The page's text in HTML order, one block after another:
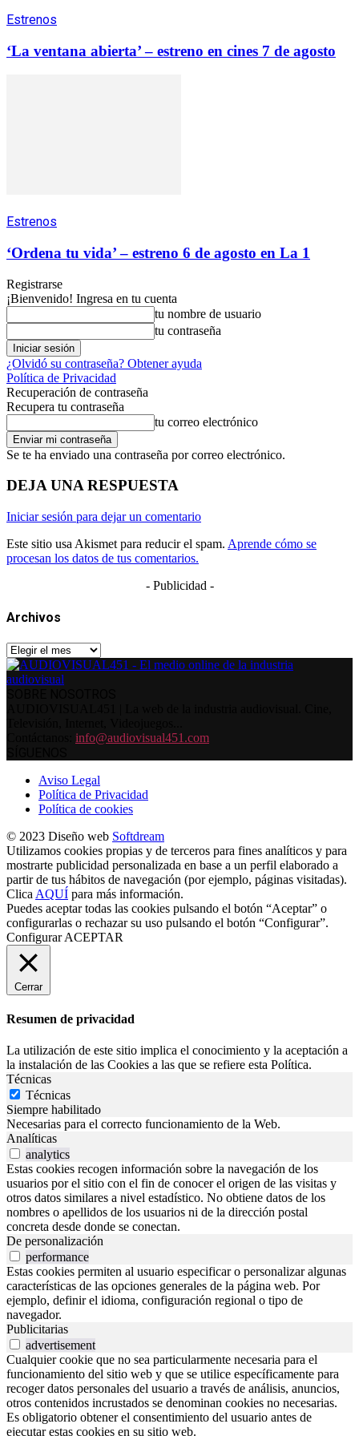
Estrenos
‘La ventana abierta’ – estreno en cines 7 de agosto
Estrenos
‘Ordena tu vida’ – estreno 6 de agosto en La 1
Registrarse
¡Bienvenido! Ingresa en tu cuenta
tu nombre de usuario
tu contraseña
¿Olvidó su contraseña? Obtener ayuda
Política de Privacidad
Recuperación de contraseña
Recupera tu contraseña
tu correo electrónico
Se te ha enviado una contraseña por correo electrónico.
DEJA UNA RESPUESTA
Iniciar sesión para dejar un comentario
Este sitio usa Akismet para reducir el spam. Aprende cómo se
procesan los datos de tus comentarios.
- Publicidad -
Archivos
Archivos
info@audiovisual451.com
Aviso Legal
Política de Privacidad
Política de cookies
© 2023 Diseño web Softdream
Utilizamos cookies propias y de terceros para fines analíticos y para
mostrarte publicidad personalizada en base a un perfil elaborado a
partir de tus hábitos de navegación (por ejemplo, páginas visitadas).
Clica AQUÍ para más información.
Puedes aceptar todas las cookies pulsando el botón “Aceptar” o
configurarlas o rechazar su uso pulsando el botón “Configurar”.
Configurar ACEPTAR
Cerrar
Resumen de privacidad
La utilización de este sitio implica el conocimiento y la aceptación a
la instalación de las Cookies a las que se refiere esta Política.
Técnicas
Técnicas
Siempre habilitado
Necesarias para el correcto funcionamiento de la Web.
Analíticas
analytics
Estas cookies recogen información sobre la navegación de los
usuarios por el sitio con el fin de conocer el origen de las visitas y
otros datos similares a nivel estadístico. No obtiene datos de los
nombres o apellidos de los usuarios ni de la dirección postal
concreta desde donde se conectan.
De personalización
performance
Estas cookies permiten al usuario especificar o personalizar algunas
características de las opciones generales de la página web. Por
ejemplo, definir el idioma, configuración regional o tipo de
navegador.
Publicitarias
advertisement
Cualquier cookie que no sea particularmente necesaria para el
funcionamiento del sitio web y que se utilice específicamente para
recoger datos personales del usuario a través de análisis, anuncios,
otros contenidos incrustados se denominan cookies no necesarias.
Es obligatorio obtener el consentimiento del usuario antes de
ejecutar estas cookies en su sitio web.